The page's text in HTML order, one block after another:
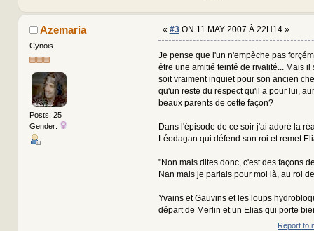
Azemaria
Cynois
Posts: 25
Gender:
« #3ON 11 MAY 2007 À 22H14 »
Je pense que l'un n'empèche pas
être une amitié teinté de rivalité... Mais il
soit vraiment inquiet pour son ancien
qu'un reste du respect qu'il a pour lui,
beaux parents de cette façon?
Dans l'épisode de ce soir j'ai adoré la
Léodagan qui défend son roi et remet
"Non mais dites donc, c'est des façons
Nan mais je parlais pour moi là, au roi
Yvains et Gauvins et les loups
départ de Merlin et un Elias qui porte
Report to